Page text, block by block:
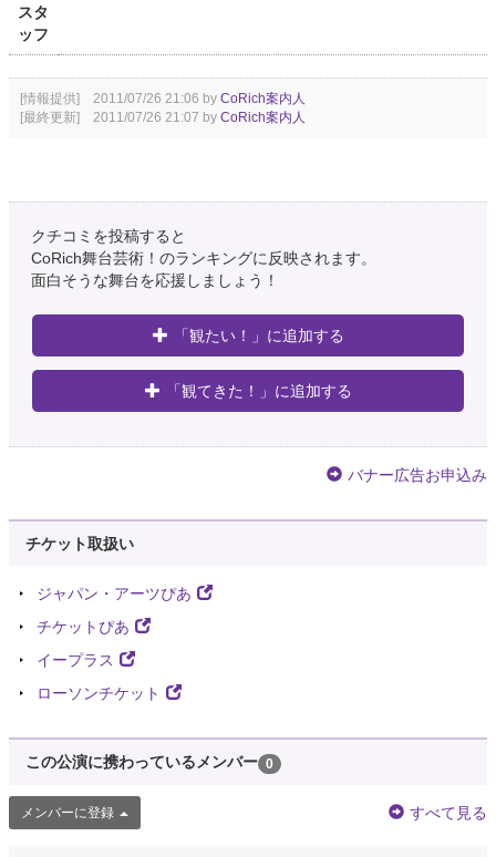
スタ
ッフ
[情報提供] 2011/07/26 21:06 by CoRich案内人
[最終更新] 2011/07/26 21:07 by CoRich案内人
クチコミを投稿すると
CoRich舞台芸術！のランキングに反映されます。
面白そうな舞台を応援しましょう！
「観たい！」に追加する
「観てきた！」に追加する
バナー広告お申込み
チケット取扱い
ジャパン・アーツぴあ
チケットぴあ
イープラス
ローソンチケット
この公演に携わっているメンバー 0
メンバーに登録 すべて見る